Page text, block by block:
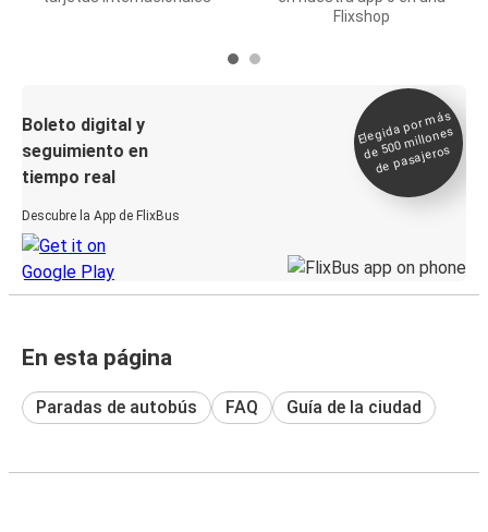
Flixshop
Boleto digital y
seguimiento en
tiempo real
Descubre la App de FlixBus
Elegida por
más
de 500
millones
de pasajeros
En esta página
Paradas de autobús FAQ Guía de la ciudad